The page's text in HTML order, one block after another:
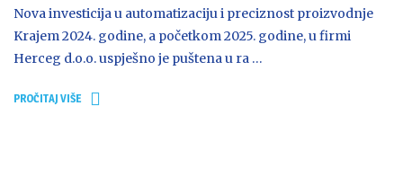
Nova investicija u automatizaciju i preciznost proizvodnje
Krajem 2024. godine, a početkom 2025. godine, u firmi
Herceg d.o.o. uspješno je puštena u ra …
PROČITAJ VIŠE